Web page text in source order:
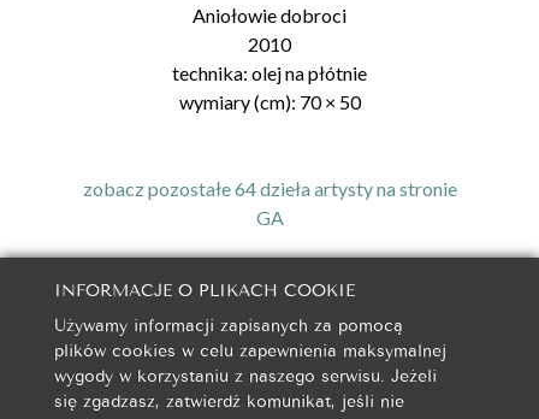
Aniołowie dobroci
2010
technika: olej na płótnie
wymiary (cm): 70× 50
zobacz pozostałe 64 dzieła artysty na stronie
GA
galeria@autorska.pl
608 596 314
85-078 Bydgoszcz, ul. Chocimska 5
INFORMACJE O PLIKACH COOKIE
Używamy informacji zapisanych za pomocą
plików cookies w celu zapewnienia maksymalnej
wygody w korzystaniu z naszego serwisu. Jeżeli
się zgadzasz, zatwierdź komunikat, jeśli nie